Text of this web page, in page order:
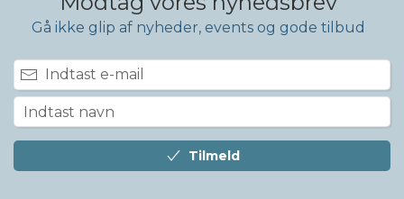
Gå ikke glip af nyheder, events og gode tilbud
Tilmeld